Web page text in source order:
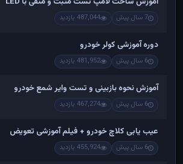
7 سال پیش 487,044 بازدید
دوره آموزشی کولر خودرو
6 سال پیش 481,952 بازدید
آموزش نحوه بازبینی و تست وایر شمع خودرو
6 سال پیش 467,274 بازدید
عیب یابی کلاچ خودرو + فیلم آموزشی تعویض
6 سال پیش 455,924 بازدید